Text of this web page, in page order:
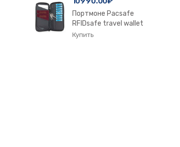
Портмоне Pacsafe
RFIDsafe travel wallet